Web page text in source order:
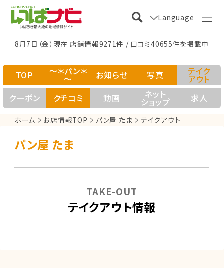
Language
8月7日（金）現在 店舗情報9271件 / 口コミ40655件を掲載中
ホーム お店情報TOP パン屋 たま テイクアウト
TOP ～＊パン＊
～ お知らせ 写真 テイク
アウト
クーポン
クチコミ 動画 ネット
ショップ 求人
パン屋 たま
テイクアウト情報
TAKE-OUT